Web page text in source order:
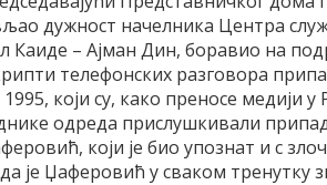
дужност начелника Центра
Каиде – Ајман Дин, боравио на
телефонских разговора
1995, који су, како преносе медији у
одреда прислушкивали
који је био упознат и с
је Џаферовић у сваком тренутку